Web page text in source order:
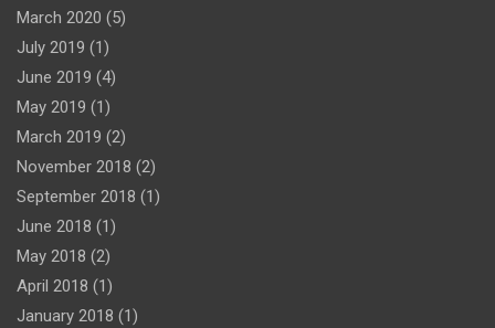
March 2020 (5)
July 2019 (1)
June 2019 (4)
May 2019 (1)
March 2019 (2)
November 2018 (2)
September 2018 (1)
June 2018 (1)
May 2018 (2)
April 2018 (1)
January 2018 (1)